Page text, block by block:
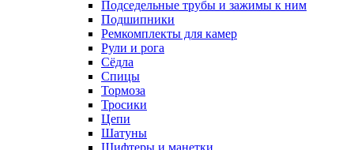
Подседельные трубы и зажимы к ним
Подшипники
Ремкомплекты для камер
Рули и рога
Сёдла
Спицы
Тормоза
Тросики
Цепи
Шатуны
Шифтеры и манетки